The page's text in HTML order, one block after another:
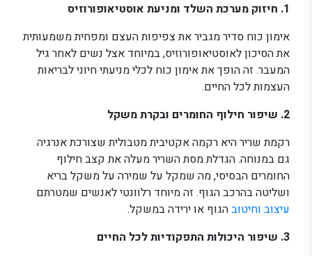
1. חיזוק מערכת השלד ומניעת אוסטיאופורוזיס
אימון כוח סדיר מגביר את צפיפות העצם ומפחית משמעותית
את הסיכון לאוסטיאופורוזיס, במיוחד אצל נשים לאחר גיל
המעבר. זה הופך את אימון כוח לכלי מניעתי חיוני לבריאות
העצמות לכל החיים.
2. שיפור חילוף החומרים ובקרת משקל
רקמת שריר היא רקמה אקטיבית מטבולית שצורכת אנרגיה
גם במנוחה. הגדלת מסת השריר מעלה את קצב חילוף
החומרים הבסיסי, מה שמקל על שמירה על משקל בריא
ושליטה בהרכב הגוף. זה מיוחד רלוונטי לאנשים שמטרתם
עיצוב וחיטובהגוף או ירידה במשקל.
3. שיפור היכולות התפקודיות לכל החיים